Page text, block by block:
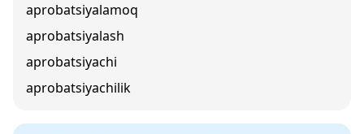
aprobatsiyalamoq
aprobatsiyalash
aprobatsiyachi
aprobatsiyachilik